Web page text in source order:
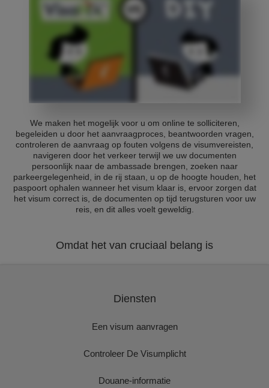
We maken het mogelijk voor u om online te solliciteren,
begeleiden u door het aanvraagproces, beantwoorden vragen,
controleren de aanvraag op fouten volgens de visumvereisten,
navigeren door het verkeer terwijl we uw documenten
persoonlijk naar de ambassade brengen, zoeken naar
parkeergelegenheid, in de rij staan, u op de hoogte houden, het
paspoort ophalen wanneer het visum klaar is, ervoor zorgen dat
het visum correct is, de documenten op tijd terugsturen voor uw
reis, en dit alles voelt geweldig.
Omdat het van cruciaal belang is
Diensten
Een visum aanvragen
Controleer De Visumplicht
Douane-informatie